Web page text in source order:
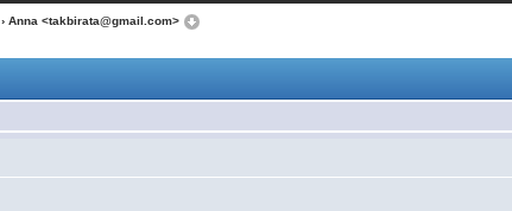
› Anna <takbirata@gmail.com>